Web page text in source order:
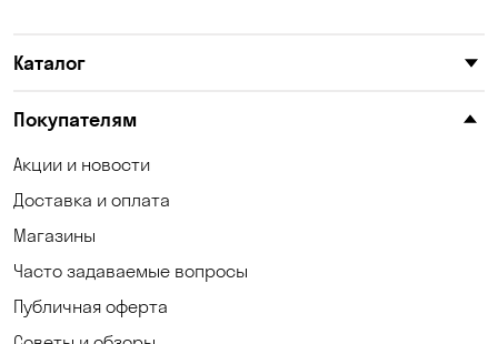
Клинцы
Корсунцы
Коцюбинское
Кривой Рог
Каталог
Покупателям
Акции и новости
Доставка и оплата
Магазины
Часто задаваемые вопросы
Публичная оферта